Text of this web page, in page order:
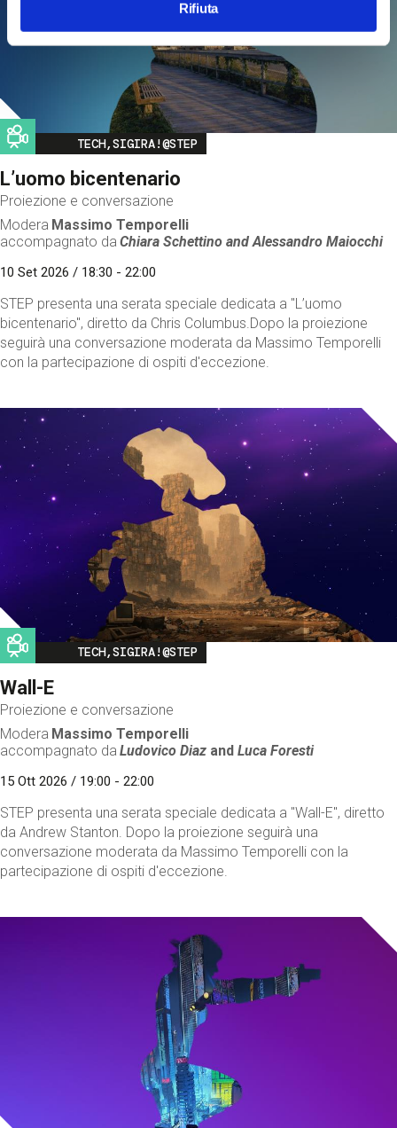
Rifiuta
Image
TECH,SIGIRA!@STEP
L’uomo bicentenario
Proiezione e conversazione
Modera Massimo Temporelli
accompagnato da Chiara Schettino andAlessandro Maiocchi
10 Set 2026 / 18:30 - 22:00
STEP presenta una serata speciale dedicata a "L’uomo
bicentenario", diretto da Chris Columbus.Dopo la proiezione
seguirà una conversazione moderata da Massimo Temporelli
con la partecipazione di ospiti d'eccezione.
Image
TECH,SIGIRA!@STEP
Wall-E
Proiezione e conversazione
Modera Massimo Temporelli
accompagnato da Ludovico Diaz andLuca Foresti
15 Ott 2026 / 19:00 - 22:00
STEP presenta una serata speciale dedicata a "Wall-E", diretto
da Andrew Stanton. Dopo la proiezione seguirà una
conversazione moderata da Massimo Temporelli con la
partecipazione di ospiti d'eccezione.